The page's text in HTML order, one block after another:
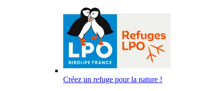
Créez un refuge pour la nature !